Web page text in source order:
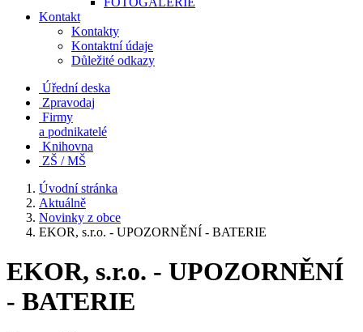
Kontakt
Kontakty
Kontaktní údaje
Důležité odkazy
Úřední deska
Zpravodaj
Firmy
a podnikatelé
Knihovna
ZŠ / MŠ
Úvodní stránka
Aktuálně
Novinky z obce
EKOR, s.r.o. - UPOZORNĚNÍ - BATERIE
EKOR, s.r.o. - UPOZORNĚNÍ
- BATERIE